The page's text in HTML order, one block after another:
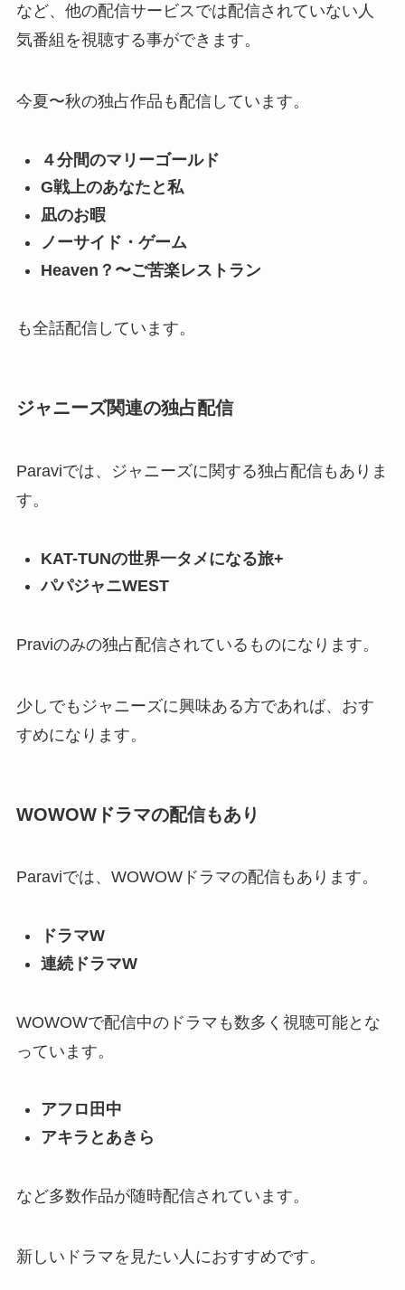
など、他の配信サービスでは配信されていない人
気番組を視聴する事ができます。
今夏〜秋の独占作品も配信しています。
４分間のマリーゴールド
G戦上のあなたと私
凪のお暇
ノーサイド・ゲーム
Heaven？〜ご苦楽レストラン
も全話配信しています。
ジャニーズ関連の独占配信
Paraviでは、ジャニーズに関する独占配信もありま
す。
KAT-TUNの世界一タメになる旅+
パパジャニWEST
Praviのみの独占配信されているものになります。
少しでもジャニーズに興味ある方であれば、おす
すめになります。
WOWOWドラマの配信もあり
Paraviでは、WOWOWドラマの配信もあります。
ドラマW
連続ドラマW
WOWOWで配信中のドラマも数多く視聴可能とな
っています。
アフロ田中
アキラとあきら
など多数作品が随時配信されています。
新しいドラマを見たい人におすすめです。